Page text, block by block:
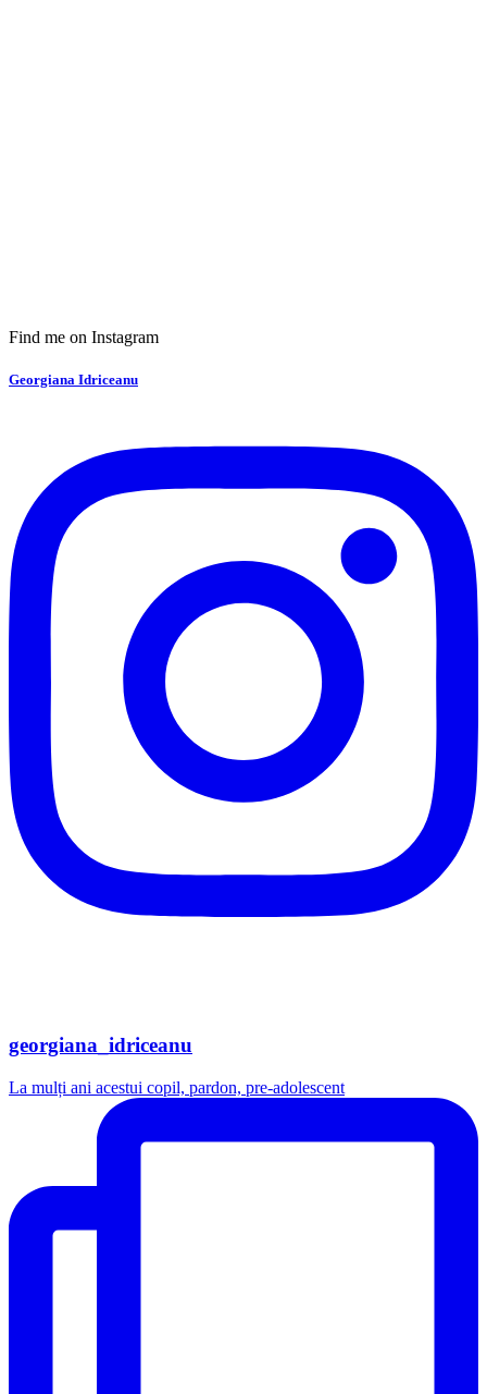
Find me on Instagram
Georgiana Idriceanu
georgiana_idriceanu
La mulți ani acestui copil, pardon, pre-adolescent